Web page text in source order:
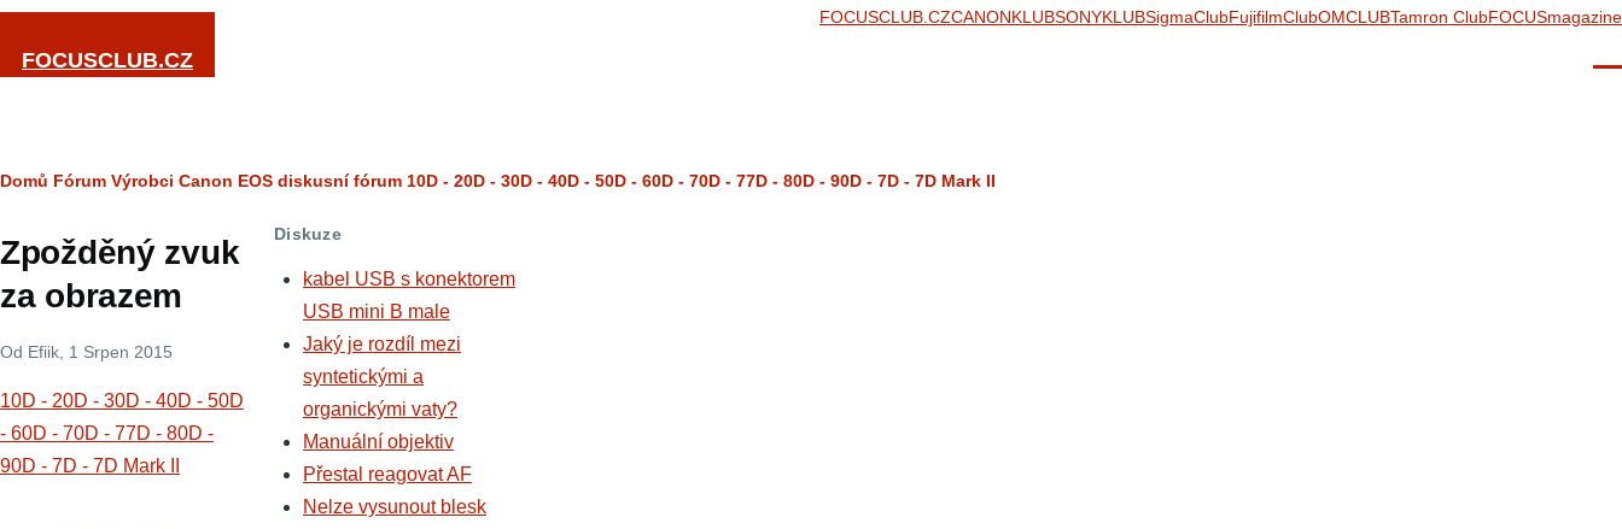
Přejít k hlavnímu obsahu
FOCUSCLUB.CZ
FOCUSCLUB.CZCANONKLUBSONYKLUBSigmaClubFujifilmClubOMCLUBTamron ClubFOCUSmagazine
Drobečková
navigace
Domů Fórum Výrobci Canon EOS diskusní fórum 10D - 20D - 30D - 40D - 50D - 60D - 70D - 77D - 80D - 90D - 7D - 7D Mark II
Zpožděný zvuk
za obrazem
Od Efiik , 1 Srpen 2015
10D - 20D - 30D - 40D - 50D
- 60D - 70D - 77D - 80D -
90D - 7D - 7D Mark II
Diskuze
kabel USB s konektorem
USB mini B male
Jaký je rozdíl mezi
syntetickými a
organickými vaty?
Manuální objektiv
Přestal reagovat AF
Nelze vysunout blesk